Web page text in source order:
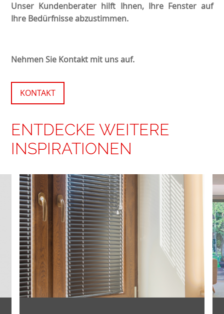
Unser Kundenberater hilft Ihnen, Ihre Fenster auf
Ihre Bedürfnisse abzustimmen.
Nehmen Sie Kontakt mit uns auf.
KONTAKT
ENTDECKE WEITERE
INSPIRATIONEN